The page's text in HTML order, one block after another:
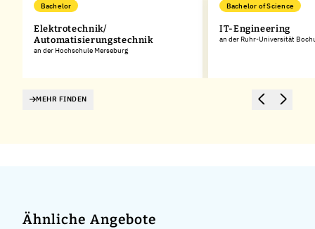
Bachelor
Elektrotechnik/
Automatisierungstechnik
an der Hochschule Merseburg
Bachelor of Science
IT-Engineering
an der Ruhr-Universität
MEHR FINDEN
Ähnliche Angebote